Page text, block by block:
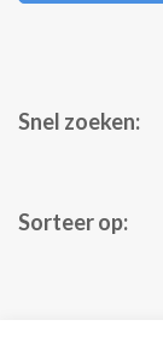
Snel zoeken:
Sorteer op: